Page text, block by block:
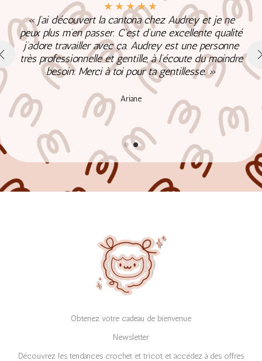
★ ★ ★★★
« J’ai découvert la cantona chez Audrey et je ne
peux plus m’en passer. C’est d’une excellente qualité
j’adore travailler avec ça. Audrey est une personne
très professionnelle et gentille, à l’écoute du moindre
besoin. Merci à toi pour ta gentillesse. »
Ariane
Obtenez votre cadeau de bienvenue
Newsletter
Découvrez les tendances crochet et tricot et accédez à des offres